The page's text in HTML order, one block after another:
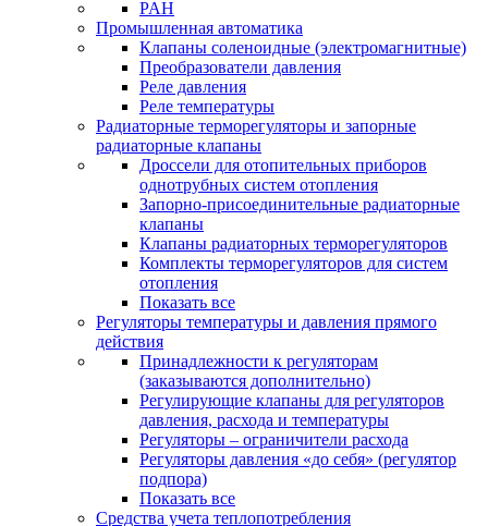
PAH
Промышленная автоматика
Клапаны соленоидные (электромагнитные)
Преобразователи давления
Реле давления
Реле температуры
Радиаторные терморегуляторы и запорные
радиаторные клапаны
Дроссели для отопительных приборов
однотрубных систем отопления
Запорно-присоединительные радиаторные
клапаны
Клапаны радиаторных терморегуляторов
Комплекты терморегуляторов для систем
отопления
Показать все
Регуляторы температуры и давления прямого
действия
Принадлежности к регуляторам
(заказываются дополнительно)
Регулирующие клапаны для регуляторов
давления, расхода и температуры
Регуляторы – ограничители расхода
Регуляторы давления «до себя» (регулятор
подпора)
Показать все
Средства учета теплопотребления